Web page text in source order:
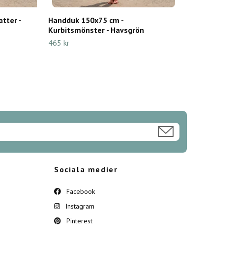
-
Handduk 150x75 cm -
Kurbitsmönster - Havsgrön
465 kr
Sociala medier
Facebook
Instagram
Pinterest